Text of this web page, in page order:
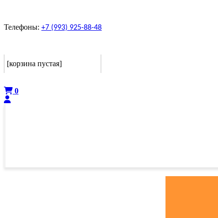
Телефоны: +7 (993) 925-88-48
[корзина пустая]
0